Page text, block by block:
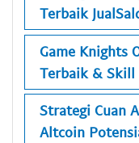
Terbaik
Game Knights
Terbaik & Skill
Strategi Cuan
Altcoin